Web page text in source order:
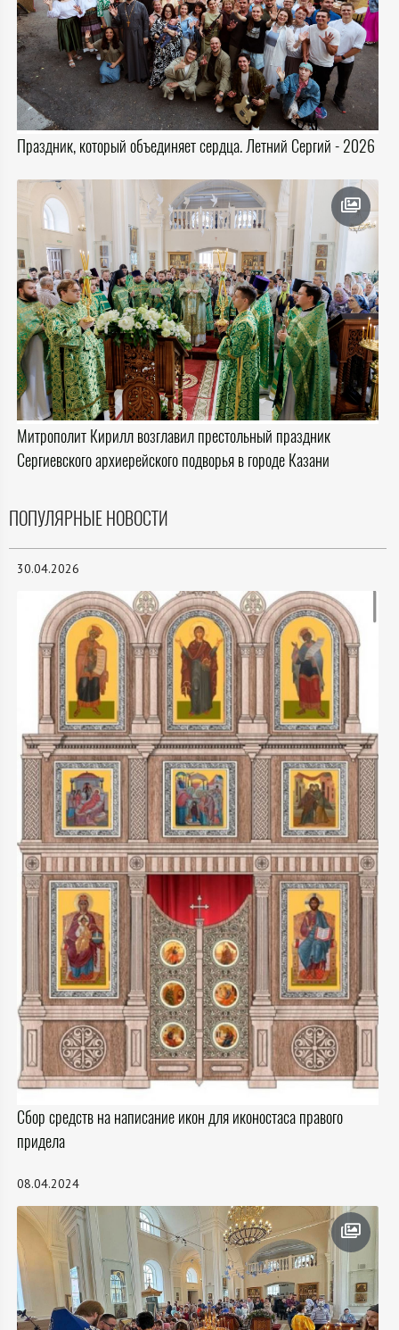
Праздник, который объединяет сердца. Летний Сергий - 2026
Митрополит Кирилл возглавил престольный праздник
Сергиевского архиерейского подворья в городе Казани
ПОПУЛЯРНЫЕ НОВОСТИ
30.04.2026
Сбор средств на написание икон для иконостаса правого
придела
08.04.2024